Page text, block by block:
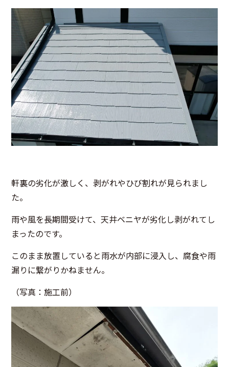
軒裏の劣化が激しく、剥がれやひび割れが見られまし
た。
雨や風を長期間受けて、天井ベニヤが劣化し剥がれてし
まったのです。
このまま放置していると雨水が内部に浸入し、腐食や雨
漏りに繋がりかねません。
（写真：施工前）